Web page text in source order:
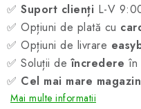
✅ Suport clienți L-V
✅ Opțiuni de plată cu
✅ Opțiuni de livrare
✅ Soluții deîncredere în
✅ Cel mai mare
Mai multe informatii